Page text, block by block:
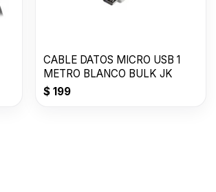
CABLE DATOS MICRO USB 1
METRO BLANCO BULK JK
$ 199